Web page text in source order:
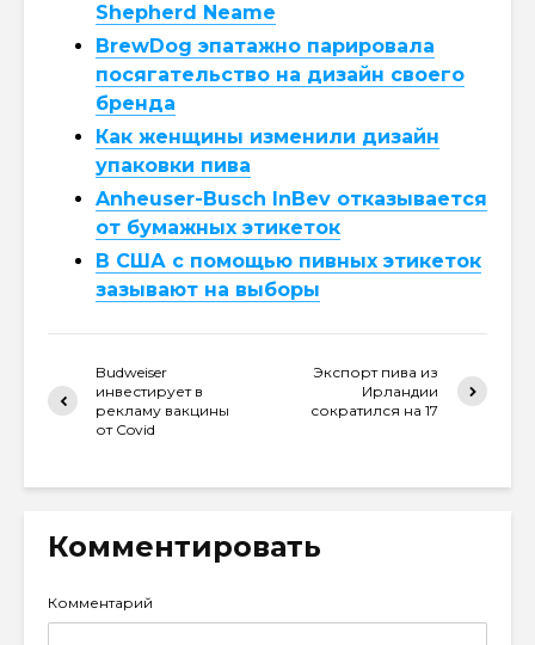
Shepherd Neame
BrewDog эпатажно парировала
посягательство на дизайн своего
бренда
Как женщины изменили дизайн
упаковки пива
Anheuser-Busch InBev отказывается
от бумажных этикеток
В США с помощью пивных этикеток
зазывают на выборы
Budweiser
инвестирует в
рекламу вакцины
от Covid
Экспорт пива из
Ирландии
сократился на 17
Комментировать
Комментарий